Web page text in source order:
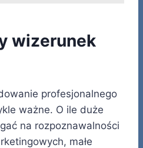
wizerunek
profesjonalnego
ważne. O ile duże
na rozpoznawalności
małe